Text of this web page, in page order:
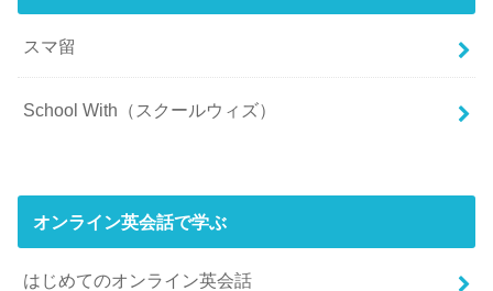
スマ留
School With（スクールウィズ）
オンライン英会話で学ぶ
はじめてのオンライン英会話